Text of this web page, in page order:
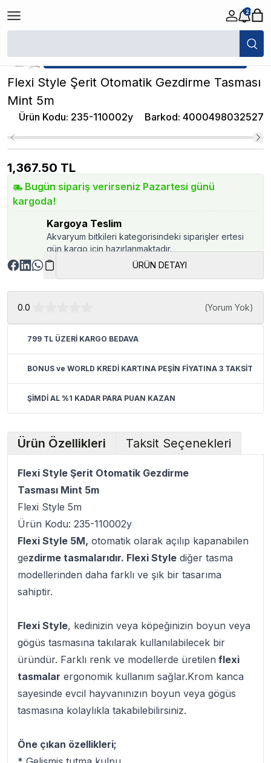
2
/ Flexi Style Şerit Otomatik Gezdirme
★ Atakan Petshop, Flexi yetkili satıcısıdır.
Flexi Style Şerit Otomatik Gezdirme Tasması
Mint 5m
Ürün Kodu: 235-110002y Barkod: 4000498032527
1,367.50 TL
Bugün sipariş verirseniz Pazartesi günü
kargoda!
Kargoya Teslim
Akvaryum bitkileri kategorisindeki siparişler ertesi
gün kargo için hazırlanmaktadır.
ÜRÜN DETAYI
0.0 (Yorum Yok)
799 TL ÜZERİ KARGO BEDAVA
BONUS ve WORLD KREDİ KARTINA PEŞİN FİYATINA 3 TAKSİT
ŞİMDİ AL %1 KADAR PARA PUAN KAZAN
Ürün Özellikleri Taksit Seçenekleri
Flexi Style Şerit Otomatik Gezdirme
Tasması Mint 5m
Flexi Style 5m
Ürün Kodu: 235-110002y
Flexi Style 5M, otomatik olarak açılıp kapanabilen
gezdirme tasmalarıdır. Flexi Style diğer tasma
modellerinden daha farklı ve şık bir tasarıma
sahiptir.
Flexi Style, kedinizin veya köpeğinizin boyun veya
gögüs tasmasına takılarak kullanılabilecek bir
üründür. Farklı renk ve modellerde üretilen flexi
tasmalar ergonomik kullanım sağlar.Krom kanca
sayesinde evcil hayvanınızın boyun veya gögüs
tasmasına kolaylıkla takabilebilirsiniz.
Öne çıkan özellikleri;